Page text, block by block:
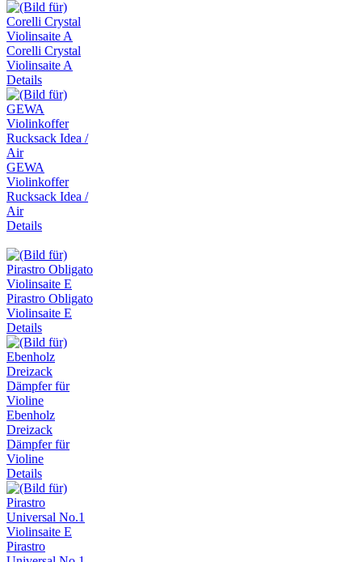
Corelli Crystal
Violinsaite A
Details
GEWA
Violinkoffer
Rucksack Idea /
Air
Details
Pirastro Obligato
Violinsaite E
Details
Ebenholz
Dreizack
Dämpfer für
Violine
Details
Pirastro